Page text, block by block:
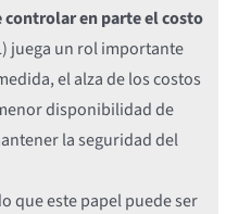
controlar en parte el costo
juega un rol importante
el alza de los costos
disponibilidad de
la seguridad del
que este papel puede ser